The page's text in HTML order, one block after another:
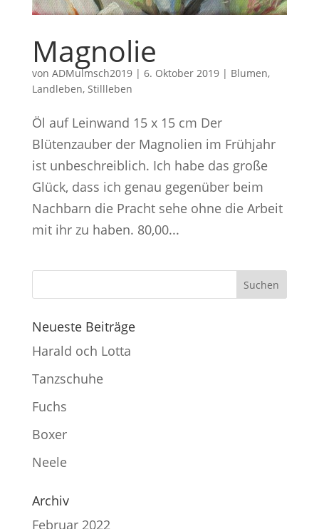
Magnolie
von ADMulmsch2019| 6. Oktober 2019| Blumen,
Landleben, Stillleben
Öl auf Leinwand 15 x 15 cm Der
Blütenzauber der Magnolien im Frühjahr
ist unbeschreiblich. Ich habe das große
Glück, dass ich genau gegenüber beim
Nachbarn die Pracht sehe ohne die Arbeit
mit ihr zu haben. 80,00...
Neueste Beiträge
Harald och Lotta
Tanzschuhe
Fuchs
Boxer
Neele
Archiv
Februar 2022